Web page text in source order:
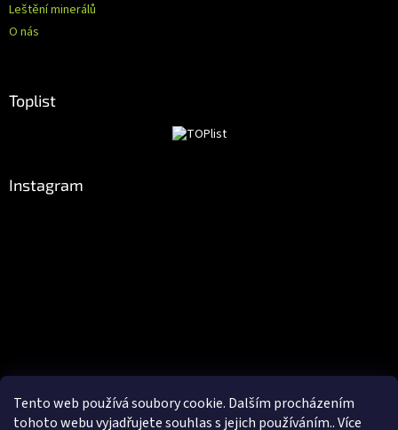
Tento web používá soubory cookie. Dalším procházením
tohoto webu vyjadřujete souhlas s jejich používáním.. Více
Leštění minerálů
O nás
Toplist
Instagram
Sledovat na Instagramu